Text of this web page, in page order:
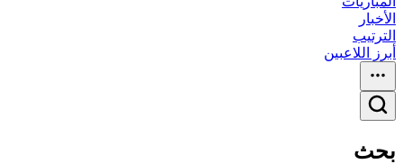
الأخبار
الترتيب
أبرز اللاعبين
بحث